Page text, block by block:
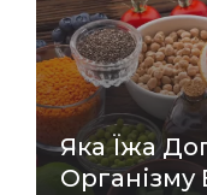
Яка Їжа
Організму